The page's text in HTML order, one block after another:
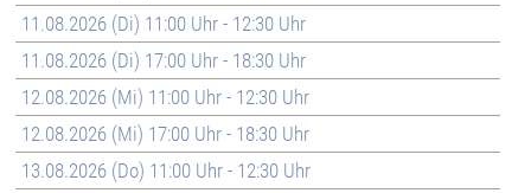
11.08.2026 (Di) 11:00 Uhr - 12:30 Uhr
11.08.2026 (Di) 17:00 Uhr - 18:30 Uhr
12.08.2026 (Mi) 11:00 Uhr - 12:30 Uhr
12.08.2026 (Mi) 17:00 Uhr - 18:30 Uhr
13.08.2026 (Do) 11:00 Uhr - 12:30 Uhr